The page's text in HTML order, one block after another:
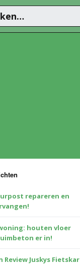
repareren en
houten vloer
er in!
Review Juskys Fietskar